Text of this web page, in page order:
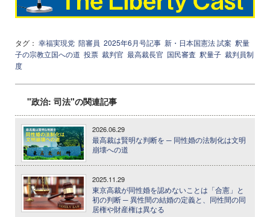
タグ： 幸福実現党 陪審員 2025年6月号記事 新・日本国憲法 試案 釈量
子の宗教立国への道 投票 裁判官 最高裁長官 国民審査 釈量子 裁判員制
度
"政治: 司法"の関連記事
2026.06.29
最高裁は賢明な判断を ─ 同性婚の法制化は文明
崩壊への道
2025.11.29
東京高裁が同性婚を認めないことは「合憲」と
初の判断 ─ 異性間の結婚の定義と、同性間の同
居権や財産権は異なる